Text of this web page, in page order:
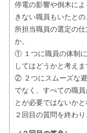
停電の影響や倒木に
きない職員もいたと
所担当職員の選定の
か。
① １つに職員の体制
してはどうかと考え
② ２つにスムーズな
でなく、すべての職
とが必要ではないか
２回目の質問を終わり